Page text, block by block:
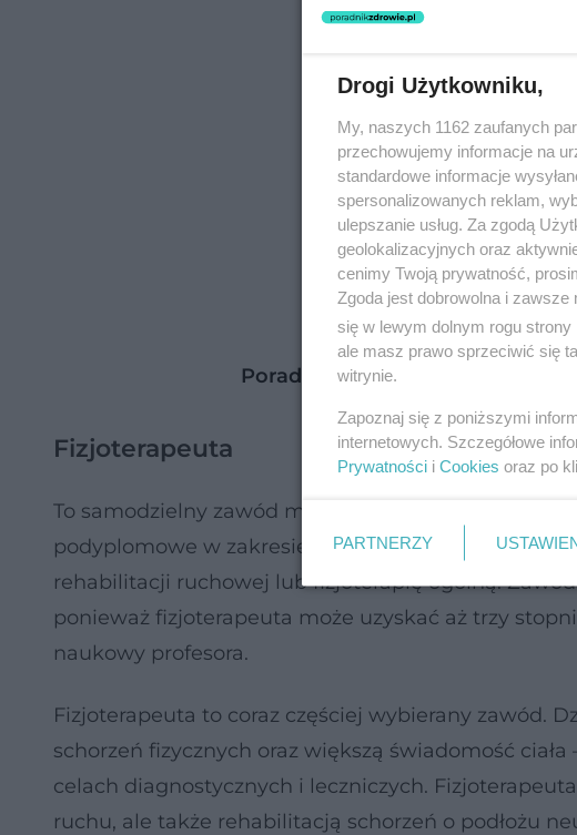
Poradnik Zdrowie. Kiedy iść do
Fizjoterapeuta
To samodzielny zawód medyczny. Aby zostać
podyplomowe w zakresie specjalisty fizjoterapii,
rehabilitacji ruchowej lub fizjoterapię ogólną.
ponieważ fizjoterapeuta może uzyskać aż trzy
naukowy profesora.
Fizjoterapeuta to coraz częściej wybierany zawód.
schorzeń fizycznych oraz większą świadomość
celach diagnostycznych i leczniczych.
ruchu, ale także rehabilitacją schorzeń o podłożu
Drogi Użytkowniku,
My, naszych 1162 zaufanych
przechowujemy informacje na
standardowe informacje
spersonalizowanych reklam,
ulepszanie usług. Za zgodą
geolokalizacyjnych oraz
cenimy Twoją prywatność,
Zgoda jest dobrowolna i
się w lewym dolnym rogu strony
ale masz prawo sprzeciwić się
witrynie.
Zapoznaj się z poniższymi
internetowych. Szczegółowe
Prywatności i Cookies oraz po
PARTNERZY